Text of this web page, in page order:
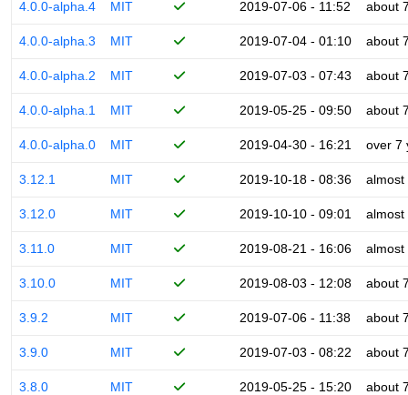
4.0.0-alpha.4 MIT 2019-07-06 - 11:52 about
4.0.0-alpha.3 MIT 2019-07-04 - 01:10 about
4.0.0-alpha.2 MIT 2019-07-03 - 07:43 about
4.0.0-alpha.1 MIT 2019-05-25 - 09:50 about
4.0.0-alpha.0 MIT 2019-04-30 - 16:21 over 7
3.12.1 MIT 2019-10-18 - 08:36 almost
3.12.0 MIT 2019-10-10 - 09:01 almost
3.11.0 MIT 2019-08-21 - 16:06 almost
3.10.0 MIT 2019-08-03 - 12:08 about
3.9.2 MIT 2019-07-06 - 11:38 about
3.9.0 MIT 2019-07-03 - 08:22 about
3.8.0 MIT 2019-05-25 - 15:20 about